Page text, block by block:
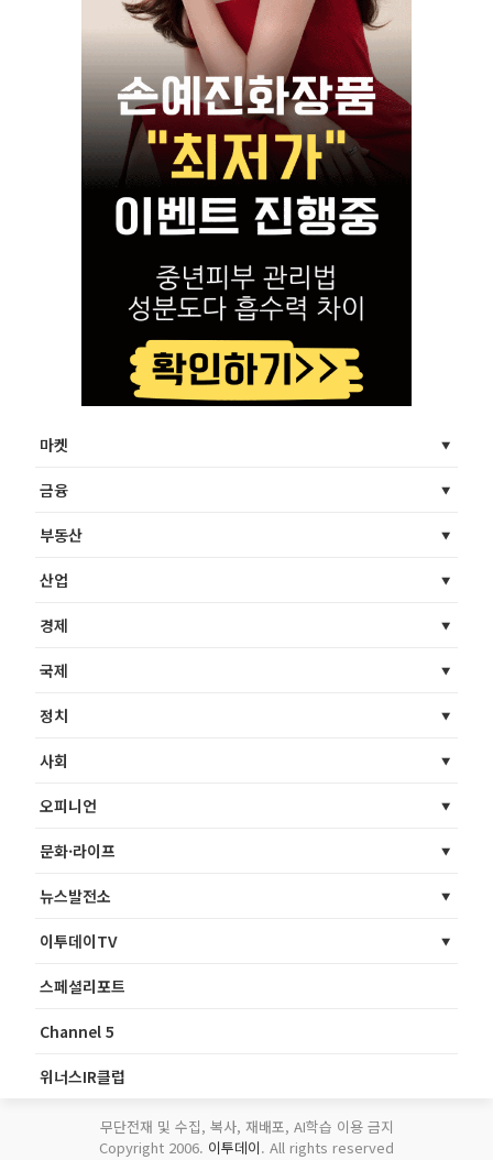
마켓
금융
부동산
산업
경제
국제
정치
사회
오피니언
문화·라이프
뉴스발전소
이투데이TV
스페셜리포트
Channel 5
위너스IR클럽
무단전재 및 수집, 복사, 재배포, AI학습 이용 금지
Copyright 2006. 이투데이. All rights reserved